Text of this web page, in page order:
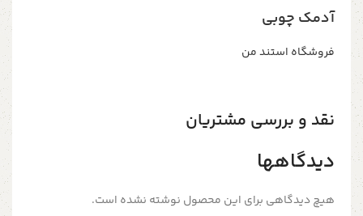
آدمک چوبی
فروشگاه استند من
نقد و بررسی مشتریان
دیدگاهها
هیچ دیدگاهی برای این محصول نوشته نشده است.